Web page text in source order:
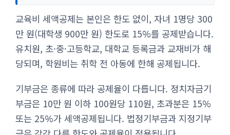
교육비 세액공제는 본인은 한도 없이, 자녀 1명당 300
만 원(대학생 900만 원) 한도로 15%를 공제받습니다.
유치원, 초·중·고등학교, 대학교 등록금과 교재비가 해
당되며, 학원비는 취학 전 아동에 한해 공제됩니다.
기부금은 종류에 따라 공제율이 다릅니다. 정치자금기
부금은 10만 원 이하 100원당 110원, 초과분은 15%
또는 25%가 세액공제됩니다. 법정기부금과 지정기부